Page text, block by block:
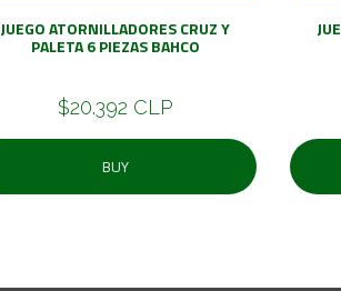
JUEGO ATORNILLADORES CRUZ Y
PALETA 6 PIEZAS BAHCO
$20.392 CLP
BUY